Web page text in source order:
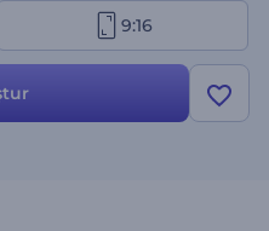
seyahat videoları ve daha
9:16